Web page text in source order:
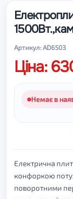
Артикул: AD6503
Ціна:
Немає в
Електрична
конфоркою
поворотними